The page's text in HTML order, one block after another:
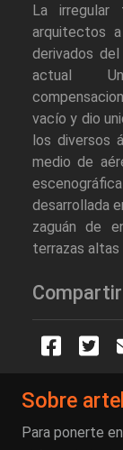
La
arquitectos
derivados
actual
vacío y dio
los diversos
medio de
desarrollada
zaguán de
terrazas altas
Compartir
Sobre
Para ponerte